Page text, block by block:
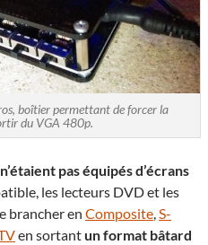
boîtier permettant de forcer la
du VGA 480p.
pas équipés d’écrans
les lecteurs DVD et les
brancher en Composite,S-
en sortantun format bâtard